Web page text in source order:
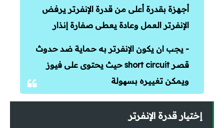
أجهزة بقدرة أعلى من قدرة الإنفرتر يرفض
الإنفرتر العمل وعادة يعطى صفارة إنذار
- يجب ان يكون الإنفرتر به حماية ضد حدوث
قصر short circuit حيث يحتوى على فيوز
ويمكن تغييره بسھولة
إختيار قدرة الإنفرتر